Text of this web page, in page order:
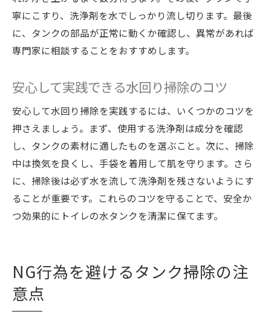
寧にこすり、洗浄剤を水でしっかり流し切ります。最後
に、タンクの部品が正常に動くか確認し、異常があれば
専門家に相談することをおすすめします。
安心して実践できる水回り掃除のコツ
安心して水回り掃除を実践するには、いくつかのコツを
押さえましょう。まず、使用する洗浄剤は成分を確認
し、タンクの素材に適したものを選ぶこと。次に、掃除
中は換気を良くし、手袋を着用して肌を守ります。さら
に、掃除後は必ず水を流して洗浄剤を残さないようにす
ることが重要です。これらのコツを守ることで、安全か
つ効果的にトイレの水タンクを清潔に保てます。
NG行為を避けるタンク掃除の注
意点